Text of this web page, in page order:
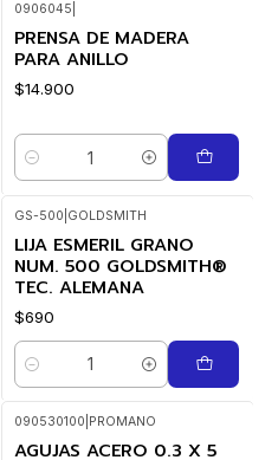
0906045
PRENSA DE MADERA
PARA ANILLO
$14.900
Cantidad
GS-500 GOLDSMITH
LIJA ESMERIL GRANO
NUM. 500 GOLDSMITH®
TEC. ALEMANA
$690
Cantidad
090530100 PROMANO
AGUJAS ACERO 0.3 X 5